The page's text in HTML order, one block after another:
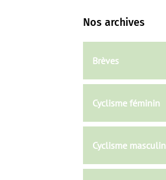
Nos archives
Brèves
Cyclisme féminin
Cyclisme masculin